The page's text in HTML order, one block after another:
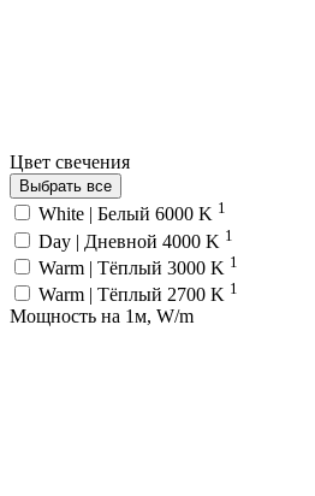
Цвет свечения
Выбрать все
White | Белый 6000 K 1
Day | Дневной 4000 K 1
Warm | Тёплый 3000 K 1
Warm | Тёплый 2700 K 1
Мощность на 1м, W/m